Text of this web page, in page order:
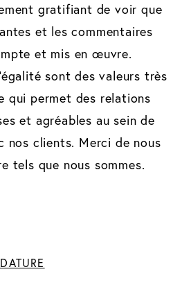
gratifiant de voir que
et les commentaires
et mis en œuvre.
sont des valeurs très
qui permet des relations
et agréables au sein de
nos clients. Merci de nous
tels que nous sommes.